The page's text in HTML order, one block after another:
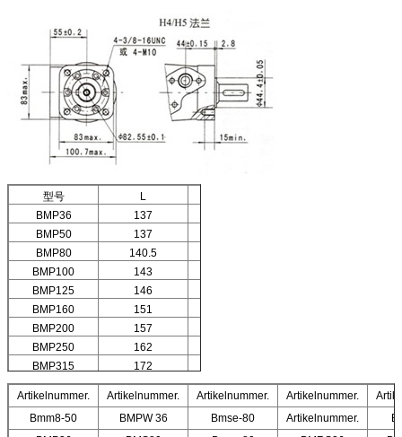
型号 L
BMP36
137
BMP50
137
BMP80
140.5
BMP100
143
BMP125
146
BMP160
151
BMP200
157
BMP250
162
BMP315
172
BMP400
182
52
Artikelnummer.
Artikelnummer. Artikelnummer. Artikelnummer.
Bmm8-50
BMPW 36 Bmse-80 Artikelnummer.